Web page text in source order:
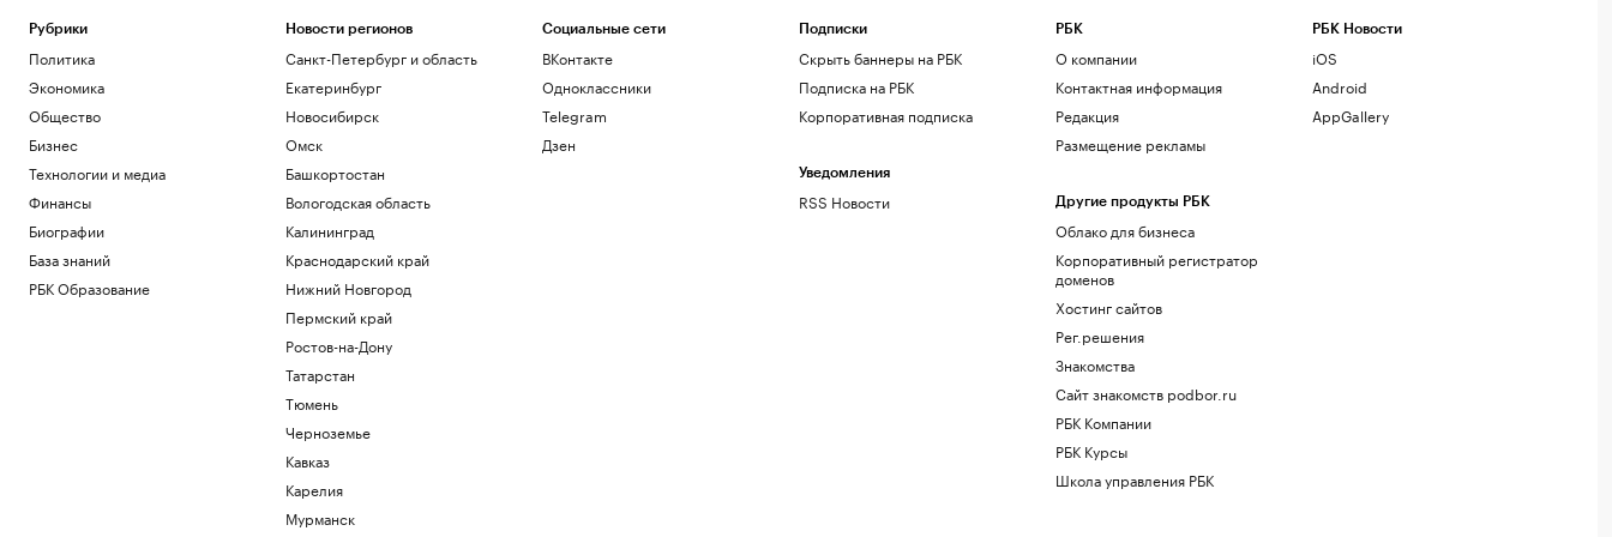
Рубрики
Политика
Экономика
Общество
Бизнес
Технологии и медиа
Финансы
Биографии
База знаний
РБК Образование
Новости регионов
Санкт-Петербург и область
Екатеринбург
Новосибирск
Омск
Башкортостан
Вологодская область
Калининград
Краснодарский край
Нижний Новгород
Пермский край
Ростов-на-Дону
Татарстан
Тюмень
Черноземье
Кавказ
Карелия
Мурманск
Социальные сети
ВКонтакте
Одноклассники
Telegram
Дзен
Подписки
Скрыть баннеры на РБК
Подписка на РБК
Корпоративная подписка
Уведомления
RSS Новости
РБК
О компании
Контактная информация
Редакция
Размещение рекламы
Другие продукты РБК
Облако для бизнеса
Корпоративный регистратор
доменов
Хостинг сайтов
Рег.решения
Знакомства
Сайт знакомств podbor.ru
РБК Компании
РБК Курсы
Школа управления РБК
РБК Новости
iOS
Android
AppGallery